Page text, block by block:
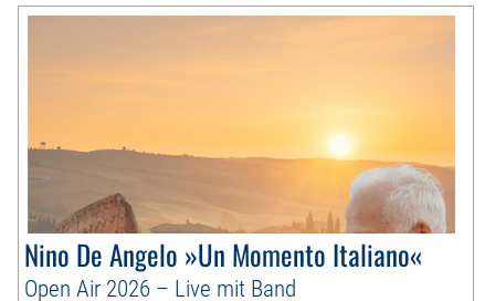
Nino De Angelo »Un Momento Italiano«
Open Air 2026 – Live mit Band